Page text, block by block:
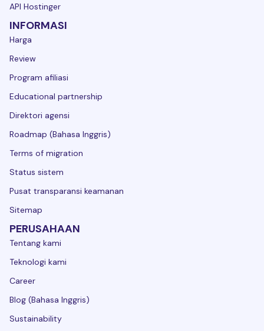
API Hostinger
INFORMASI
Harga
Review
Program afiliasi
Educational partnership
Direktori agensi
Roadmap (Bahasa Inggris)
Terms of migration
Status sistem
Pusat transparansi keamanan
Sitemap
PERUSAHAAN
Tentang kami
Teknologi kami
Career
Blog (Bahasa Inggris)
Sustainability